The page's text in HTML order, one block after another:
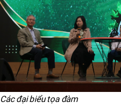
Các đại biểu tọa đàm